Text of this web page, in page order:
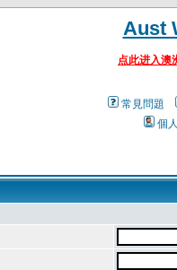
Aust
点此进入澳
常見問題
個